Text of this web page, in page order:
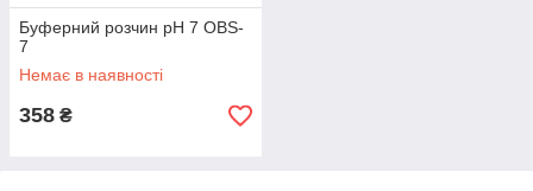
Буферний розчин pH 7 OBS-
7
Немає в наявності
358 ₴